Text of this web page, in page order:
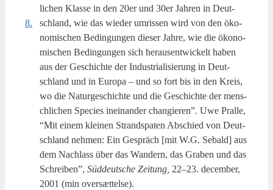
8.
li­chen Klas­se in den 20er und 30er Jahren in Deut­
schland, wie das wie­der umris­sen wird von den öko­
no­mi­s­chen Bedingun­gen die­ser Jahre, wie die öko­no­
mi­s­chen Bedingun­gen sich her­au­sentwi­ck­elt haben
aus der Ges­chi­ch­te der Indu­stri­a­li­si­er­ung in Deut­
schland und in Euro­pa – und so fort bis in den Kreis,
wo die Natur­ge­s­chi­ch­te und die Ges­chi­ch­te der mens­
chli­chen Spe­cies ine­i­nan­der chan­gi­e­ren”. Uwe Pral­le,
“Mit einem kle­i­nen Strand­s­pa­ten Abs­chied von Deut­
schland neh­men: Ein Gespräch [mit W.G. Sebald] aus
dem Nachlass über das Wan­dern, das Gra­ben und das
Schrei­ben”, Süd­deut­sche Zei­tung, 22–23. decem­ber,
2001 (min oversættelse).